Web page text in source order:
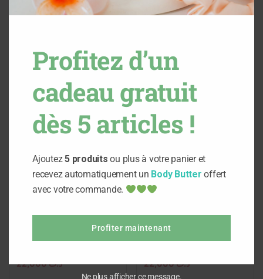
د.ت22,000
د.ت22,000
Profitez d’un
cadeau gratuit
dès 5 articles !
Ajoutez5 produits ou plus à votre panier et
recevez automatiquement un Body Butter offert
avec votre commande.
Profiter maintenant
Ne plus afficher ce message.